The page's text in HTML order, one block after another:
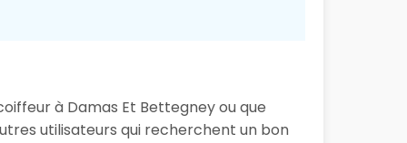
à Damas Et Bettegney ou que
utilisateurs qui recherchent un bon